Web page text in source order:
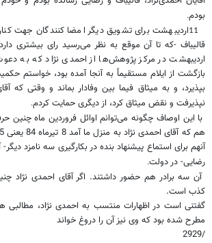
بودم.
11اردیبهشت برای تشویق دیگر امضا کنندگان جهت
اردیبهشت در مرکز پژوهش‌ها از احمدی نژاد که به دعوت
بازگشت از ایلام مستقیماً به آنجا آمده بود، خواستم
بپذیرد، و به میثاق فیما بین وفادار بماند و وقتی که
نپذیرفت و نقض میثاق کرد، از دیگری حمایت کردم.
با این اوصاف چگونه می‌توانم اوائل فروردین ماه چنین
آنهم برای استماع پیشنهاد بنده در بکارگیری سه نامزد دیگر-
رضایی- در دولت.
آن سه برادر هم حضور داشتند. اگر آقای احمدی نژاد
کذب است.
گفتنی است در اظهارات منتسب به احمدی نژاد، مطالبی
مطرح شده بود که وی نیز آن را دروغ خواند
/2929